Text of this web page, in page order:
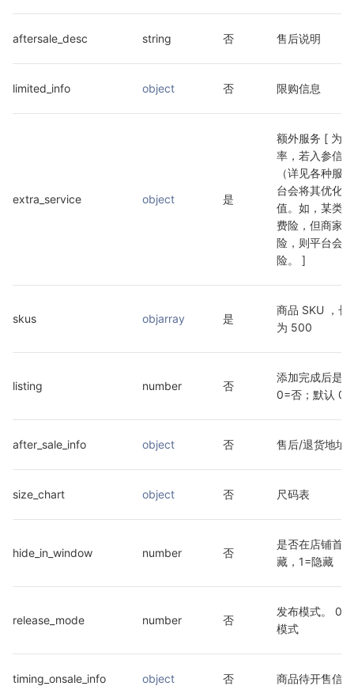
aftersale_desc string 否 售后说明
limited_info object 否 限购信息
extra_service object 是
额外服务 [ 为
率，若入参信
（详见各种服
台会将其优化
值。如，某类
费险，但商家
险，则平台会
险。 ]
skus objarray 是
商品 SKU ，长
为 500
listing number 否
添加完成后是
0=否；默认 0
after_sale_info object 否 售后/退货地址
size_chart object 否 尺码表
hide_in_window number 否
是否在店铺首
藏，1=隐藏
release_mode number 否
发布模式。 0=
模式
timing_onsale_info object 否 商品待开售信息